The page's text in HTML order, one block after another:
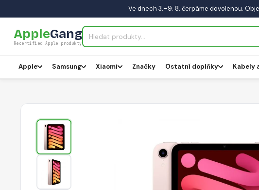
Ve dnech 3.–9. 8. čerpáme dovolenou.
AppleGang
Recertified Apple produkty
Apple Samsung Xiaomi Značky Ostatní doplňky Kabely